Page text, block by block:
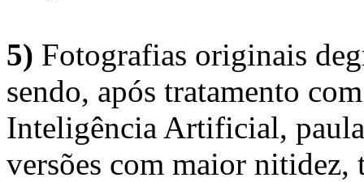
5) Fotografias originais
sendo, após tratamento
Inteligência Artificial,
versões com maior nitidez,